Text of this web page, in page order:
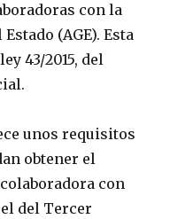
con la
(AGE). Esta
43/2015, del
unos requisitos
obtener el
con
del Tercer